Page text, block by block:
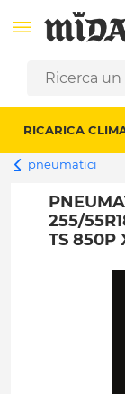
RICARICA
pneumatici
255/
TS 850P